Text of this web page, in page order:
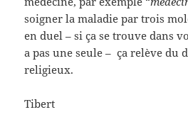
soigner la maladie par trois
en duel – si ça se trouve dans
a pas une seule – ça relève du
religieux.
Tibert